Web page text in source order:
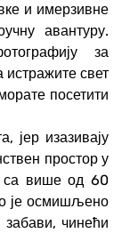
и имерзивне
авантуру.
за
свет
посетити
јер изазивају
простор у
са више од 60
је осмишљено
забави, чинећи